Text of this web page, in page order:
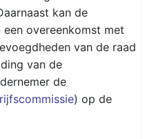
kan de
overeenkomst met
van de raad
van de
de
) op de